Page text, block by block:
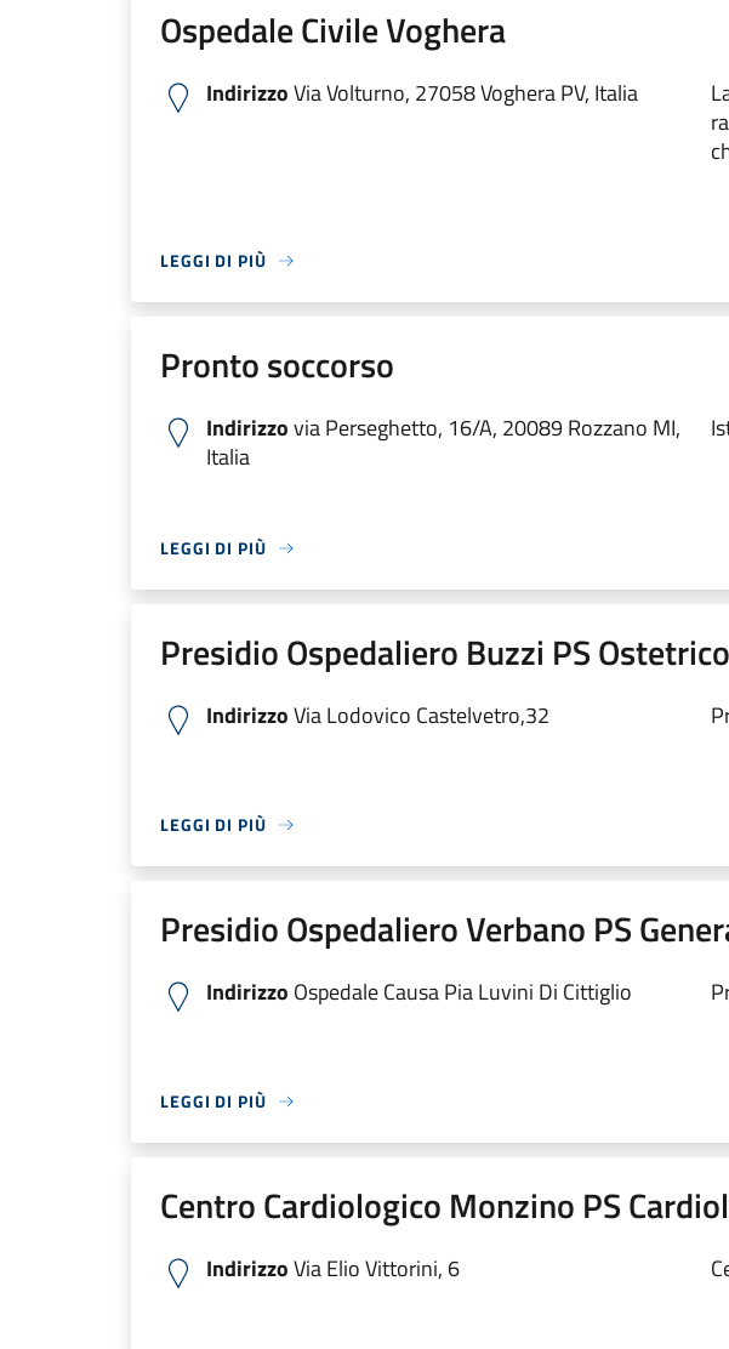
Ospedale Civile Voghera
IndirizzoVia Volturno, 27058 Voghera PV, Italia
LEGGI DI PIÙ
Pronto soccorso
Indirizzovia Perseghetto, 16/A, 20089 Rozzano MI,
Italia
LEGGI DI PIÙ
Presidio Ospedaliero Buzzi PS Ostetrico
IndirizzoVia Lodovico Castelvetro,32
LEGGI DI PIÙ
Presidio Ospedaliero Verbano PS
Indirizzo Ospedale Causa Pia Luvini Di Cittiglio
LEGGI DI PIÙ
Centro Cardiologico Monzino PS
IndirizzoVia Elio Vittorini, 6